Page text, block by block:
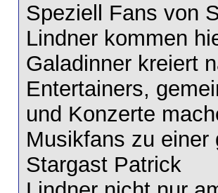
Speziell Fans von
Lindner kommen
Galadinner kreiert
Entertainers,
und Konzerte
Musikfans zu
Stargast Patrick